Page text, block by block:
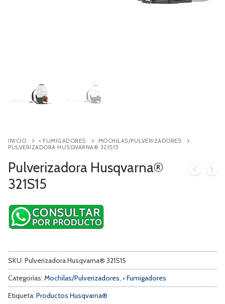
INICIO • FUMIGADORES
MOCHILAS/PULVERIZADORES
PULVERIZADORA HUSQVARNA® 321S15
Pulverizadora Husqvarna®
321S15
SKU: Pulverizadora Husqvarna® 321S15
Categorías: Mochilas/Pulverizadores, • Fumigadores
Etiqueta: Productos Husqvarna®